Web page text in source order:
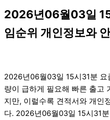
2026년06월03일
임순위 개인정보와
2026년06월03일 15시31분
량이 급하게 필요해 빠른 출고
지만, 이럴수록 견적서와 개인
다. 2026년06월03일 15시31